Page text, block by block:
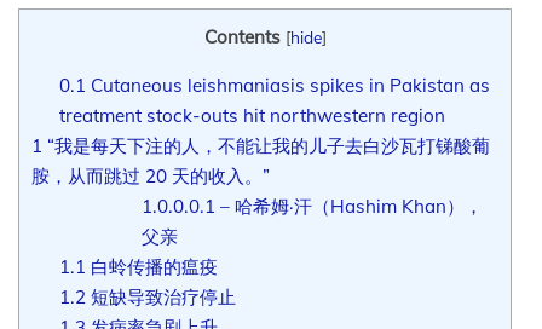
Contents [hide]
0.1 Cutaneous leishmaniasis spikes in Pakistan as
treatment stock-outs hit northwestern region
1 “我是每天下注的人，不能让我的儿子去白沙瓦打锑酸葡
胺，从而跳过 20 天的收入。”
1.0.0.0.1 – 哈希姆·汗（Hashim Khan），
父亲
1.1 白蛉传播的瘟疫
1.2短缺导致治疗停止